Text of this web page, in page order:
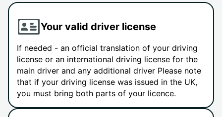
Your valid driver license
If needed - an official translation of your driving
license or an international driving license for the
main driver and any additional driver Please note
that if your driving license was issued in the UK,
you must bring both parts of your licence.